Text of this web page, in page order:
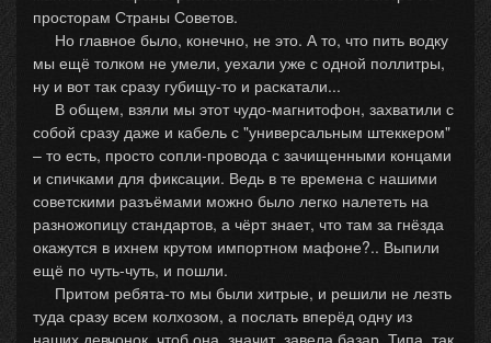
просторам Страны Советов.
Но главное было, конечно, не это. А то, что пить водку
мы ещё толком не умели, уехали уже с одной поллитры,
ну и вот так сразу губищу-то и раскатали...
В общем, взяли мы этот чудо-магнитофон, захватили с
собой сразу даже и кабель с "универсальным штеккером"
– то есть, просто сопли-провода с зачищенными концами
и спичками для фиксации. Ведь в те времена с нашими
советскими разъёмами можно было легко налететь на
разножопицу стандартов, а чёрт знает, что там за гнёзда
окажутся в ихнем крутом импортном мафоне?.. Выпили
ещё по чуть-чуть, и пошли.
Притом ребята-то мы были хитрые, и решили не лезть
туда сразу всем колхозом, а послать вперёд одну из
наших девчонок, чтоб она, значит, завела базар. Типа, так